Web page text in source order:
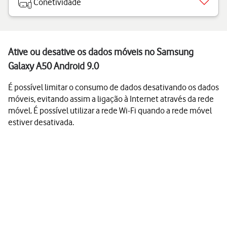
Conetividade
Ative ou desative os dados móveis no Samsung
Galaxy A50 Android 9.0
É possível limitar o consumo de dados desativando os dados
móveis, evitando assim a ligação à Internet através da rede
móvel. É possível utilizar a rede Wi-Fi quando a rede móvel
estiver desativada.